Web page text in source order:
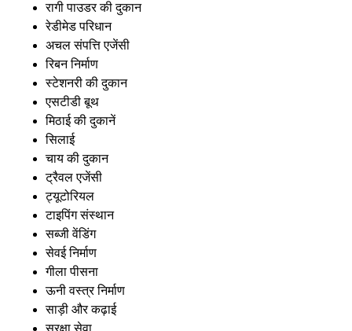
रागी पाउडर की दुकान
रेडीमेड परिधान
अचल संपत्ति एजेंसी
रिबन निर्माण
स्टेशनरी की दुकान
एसटीडी बूथ
मिठाई की दुकानें
सिलाई
चाय की दुकान
ट्रैवल एजेंसी
ट्यूटोरियल
टाइपिंग संस्थान
सब्जी वेंडिंग
सेवई निर्माण
गीला पीसना
ऊनी वस्त्र निर्माण
साड़ी और कढ़ाई